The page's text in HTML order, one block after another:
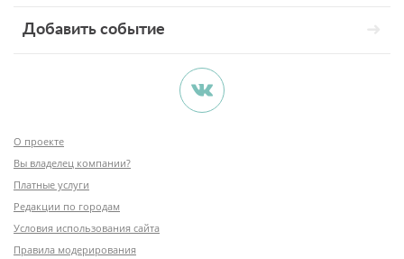
Добавить событие
О проекте
Вы владелец компании?
Платные услуги
Редакции по городам
Условия использования сайта
Правила модерирования